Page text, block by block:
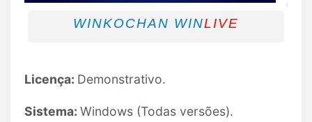
WINKOCHAN WINLIVE
Licença: Demonstrativo.
Sistema: Windows (Todas versões).